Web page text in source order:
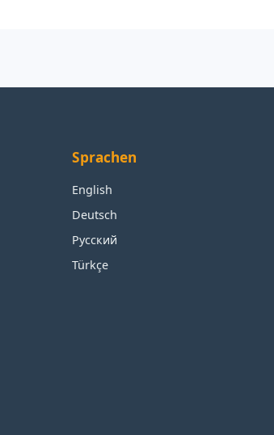
Sprachen
English
Deutsch
Русский
Türkçe